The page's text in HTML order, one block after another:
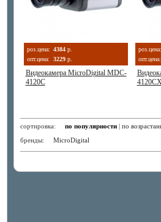
роз.цена: 4384 р.
опт.цена:
3229 р.
Видеокамера MicroDigital MDC-
4120C
роз.цена:
опт.цена:
сортировка: по популярности | по
бренды: MicroDigital